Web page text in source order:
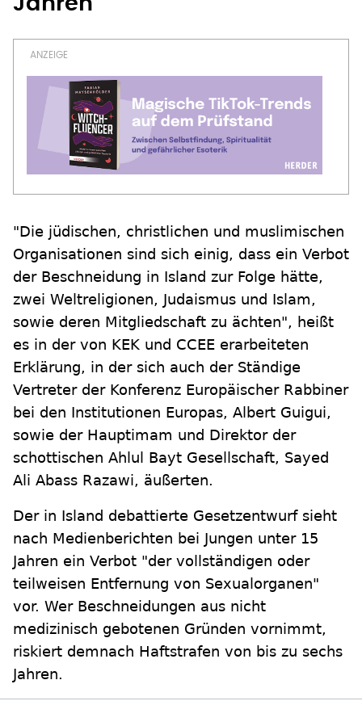
"Die jüdischen, christlichen und muslimischen
Organisationen sind sich einig, dass ein Verbot
der Beschneidung in Island zur Folge hätte,
zwei Weltreligionen, Judaismus und Islam,
sowie deren Mitgliedschaft zu ächten", heißt
es in der von KEK und CCEE erarbeiteten
Erklärung, in der sich auch der Ständige
Vertreter der Konferenz Europäischer Rabbiner
bei den Institutionen Europas, Albert Guigui,
sowie der Hauptimam und Direktor der
schottischen Ahlul Bayt Gesellschaft, Sayed
Ali Abass Razawi, äußerten.
Der in Island debattierte Gesetzentwurf sieht
nach Medienberichten bei Jungen unter 15
Jahren ein Verbot "der vollständigen oder
teilweisen Entfernung von Sexualorganen"
vor. Wer Beschneidungen aus nicht
medizinisch gebotenen Gründen vornimmt,
riskiert demnach Haftstrafen von bis zu sechs
Jahren.